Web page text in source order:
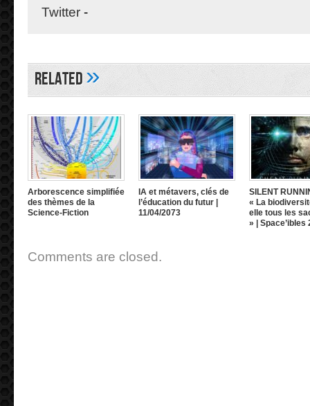
Twitter -
Related»
Arborescence simplifiée
des thèmes de la
Science-Fiction
IA et métavers, clés de
l’éducation du futur |
11/04/2073
SILENT
« La
elle tous les
» | Space’ibles
Comments are closed.